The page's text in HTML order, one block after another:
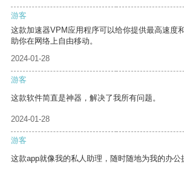
游客
这款加速器VPM应用程序可以给你提供最高速度
助你在网络上自由移动。
2024-01-28
游客
这款软件简直是神器，解决了我所有问题。
2024-01-28
游客
这款app就像我的私人助理，随时随地为我的办公